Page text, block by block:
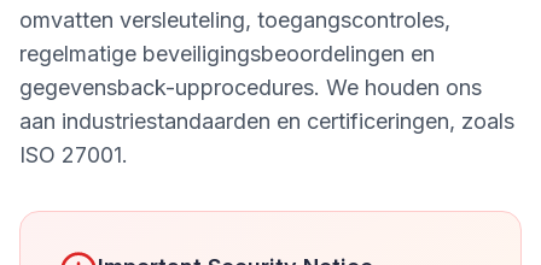
omvatten versleuteling, toegangscontroles,
regelmatige beveiligingsbeoordelingen en
gegevensback-upprocedures. We houden ons
aan industriestandaarden en certificeringen, zoals
ISO 27001.